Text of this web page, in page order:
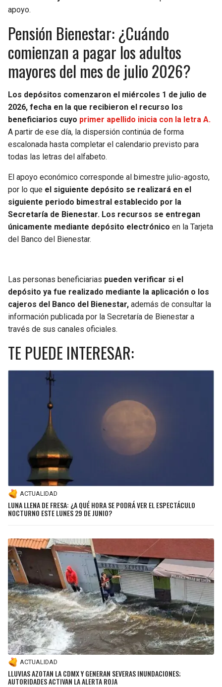
apoyo.
Pensión Bienestar: ¿Cuándo
comienzan a pagar los adultos
mayores del mes de julio 2026?
Los depósitos comenzaron el miércoles 1 de julio de
2026, fecha en la que recibieron el recurso los
beneficiarios cuyo primer apellido inicia con la letra A.
A partir de ese día, la dispersión continúa de forma
escalonada hasta completar el calendario previsto para
todas las letras del alfabeto.
El apoyo económico corresponde al bimestre julio-agosto,
por lo que el siguiente depósito se realizará en el
siguiente periodo bimestral establecido por la
Secretaría de Bienestar. Los recursos se entregan
únicamente mediante depósito electrónico en la Tarjeta
del Banco del Bienestar.
Las personas beneficiarias pueden verificar si el
depósito ya fue realizado mediante la aplicación o los
cajeros del Banco del Bienestar, además de consultar la
información publicada por la Secretaría de Bienestar a
través de sus canales oficiales.
TE PUEDE INTERESAR:
ACTUALIDAD
LUNA LLENA DE FRESA: ¿A QUÉ HORA SE PODRÁ VER EL ESPECTÁCULO
NOCTURNO ESTE LUNES 29 DE JUNIO?
ACTUALIDAD
LLUVIAS AZOTAN LA CDMX Y GENERAN SEVERAS INUNDACIONES;
AUTORIDADES ACTIVAN LA ALERTA ROJA